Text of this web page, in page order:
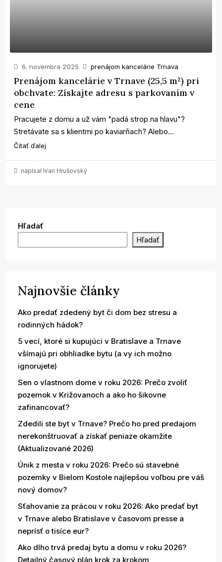
6. novembra 2025 prenájom kancelárie Trnava
Prenájom kancelárie v Trnave (25,5 m²) pri
obchvate: Získajte adresu s parkovaním v
cene
Pracujete z domu a už vám "padá strop na hlavu"?
Stretávate sa s klientmi po kaviarňach? Alebo...
Čítať ďalej
napísal Ivan Hrušovský
Hľadať
Hľadať
Najnovšie články
Ako predať zdedený byt či dom bez stresu a
rodinných hádok?
5 vecí, ktoré si kupujúci v Bratislave a Trnave
všímajú pri obhliadke bytu (a vy ich možno
ignorujete)
Sen o vlastnom dome v roku 2026: Prečo zvoliť
pozemok v Križovanoch a ako ho šikovne
zafinancovať?
Zdedili ste byt v Trnave? Prečo ho pred predajom
nerekonštruovať a získať peniaze okamžite
(Aktualizované 2026)
Únik z mesta v roku 2026: Prečo sú stavebné
pozemky v Bielom Kostole najlepšou voľbou pre váš
nový domov?
Sťahovanie za prácou v roku 2026: Ako predať byt
v Trnave alebo Bratislave v časovom presse a
neprísť o tisíce eur?
Ako dlho trvá predaj bytu a domu v roku 2026?
Detailný časový plán krok za krokom